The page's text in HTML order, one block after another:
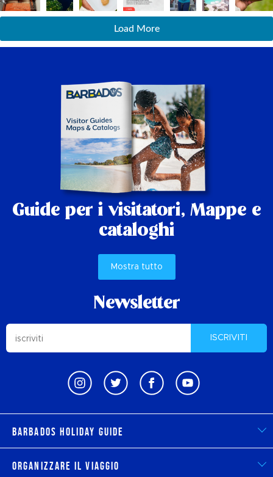
Load More
Guide per i visitatori, Mappe e
cataloghi
Mostra tutto
Newsletter
ISCRIVITI
Barbados Holiday Guide
Organizzare il viaggio